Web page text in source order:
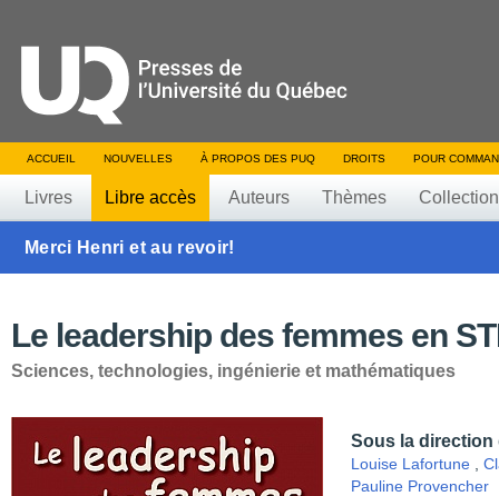
ACCUEIL NOUVELLES À PROPOS DES PUQ DROITS POUR
Livres Libre accès Auteurs Thèmes
Merci Henri et au revoir!
Le leadership des femmes en
Sciences, technologies, ingénierie et mathématiques
Sous la direction
Louise Lafortune
Pauline Provencher